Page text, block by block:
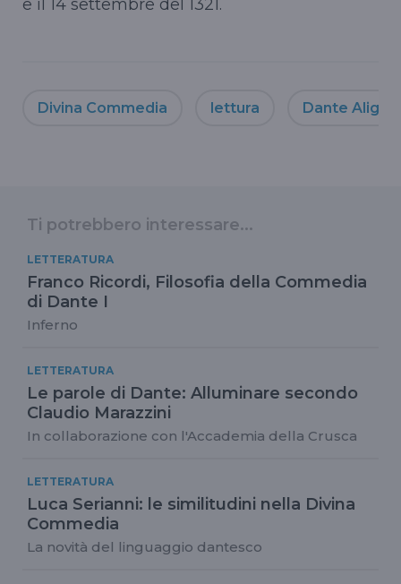
e il 14 settembre del 1321.
Divina Commedia lettura Dante
Ti potrebbero interessare...
LETTERATURA
Franco Ricordi, Filosofia della Commedia
di Dante I
Inferno
LETTERATURA
Le parole di Dante: Alluminare secondo
Claudio Marazzini
In collaborazione con l'Accademia della Crusca
LETTERATURA
Luca Serianni: le similitudini nella Divina
Commedia
La novità del linguaggio dantesco